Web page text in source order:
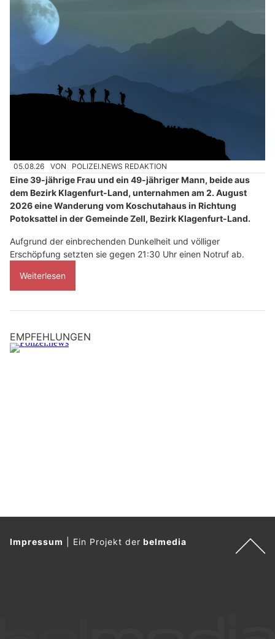
05.08.26 VON POLIZEI.NEWS REDAKTION
Eine 39-jährige Frau und ein 49-jähriger Mann, beide aus
dem Bezirk Klagenfurt-Land, unternahmen am 2. August
2026 eine Wanderung vom Koschutahaus in Richtung
Potoksattel in der Gemeinde Zell, Bezirk Klagenfurt-Land.
Aufgrund der einbrechenden Dunkelheit und völliger
Erschöpfung setzten sie gegen 21:30 Uhr einen Notruf ab.
Weiterlesen
EMPFEHLUNGEN
Impressum Ein Projekt derbelmedia